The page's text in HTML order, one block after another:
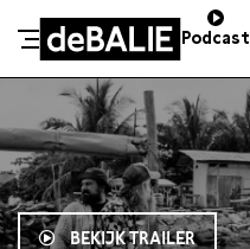
Meteen naar de content
De Balie
Podcast
BEKIJK TRAILER